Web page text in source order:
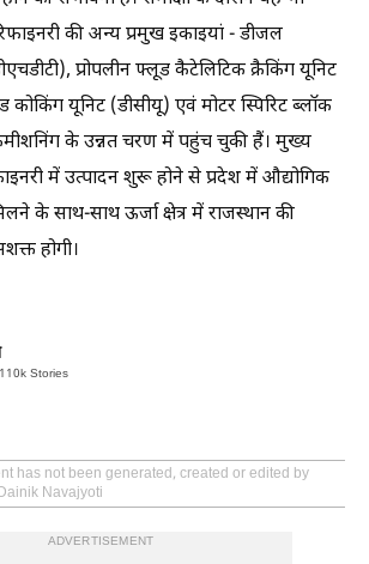
की अन्य प्रमुख इकाइयां - डीजल
प्रोपलीन फ्लूड कैटेलिटिक क्रैकिंग यूनिट
यूनिट (डीसीयू) एवं मोटर स्पिरिट ब्लॉक
के उन्नत चरण में पहुंच चुकी हैं। मुख्य
में उत्पादन शुरू होने से प्रदेश में औद्योगिक
के साथ-साथ ऊर्जा क्षेत्र में राजस्थान की
होगी।
110k Stories
has not been generated, created or edited by
Navajyoti
ADVERTISEMENT